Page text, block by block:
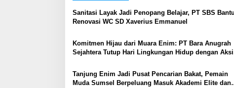
Sanitasi Layak Jadi Penopang Belajar, PT SBS Bantu
Renovasi WC SD Xaverius Emmanuel
Komitmen Hijau dari Muara Enim: PT Bara Anugrah
Sejahtera Tutup Hari Lingkungan Hidup dengan Aksi
Tanjung Enim Jadi Pusat Pencarian Bakat, Pemain
Muda Sumsel Berpeluang Masuk Akademi Elite dan